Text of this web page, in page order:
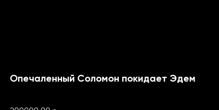
Опечаленный Соломон покидает Эдем